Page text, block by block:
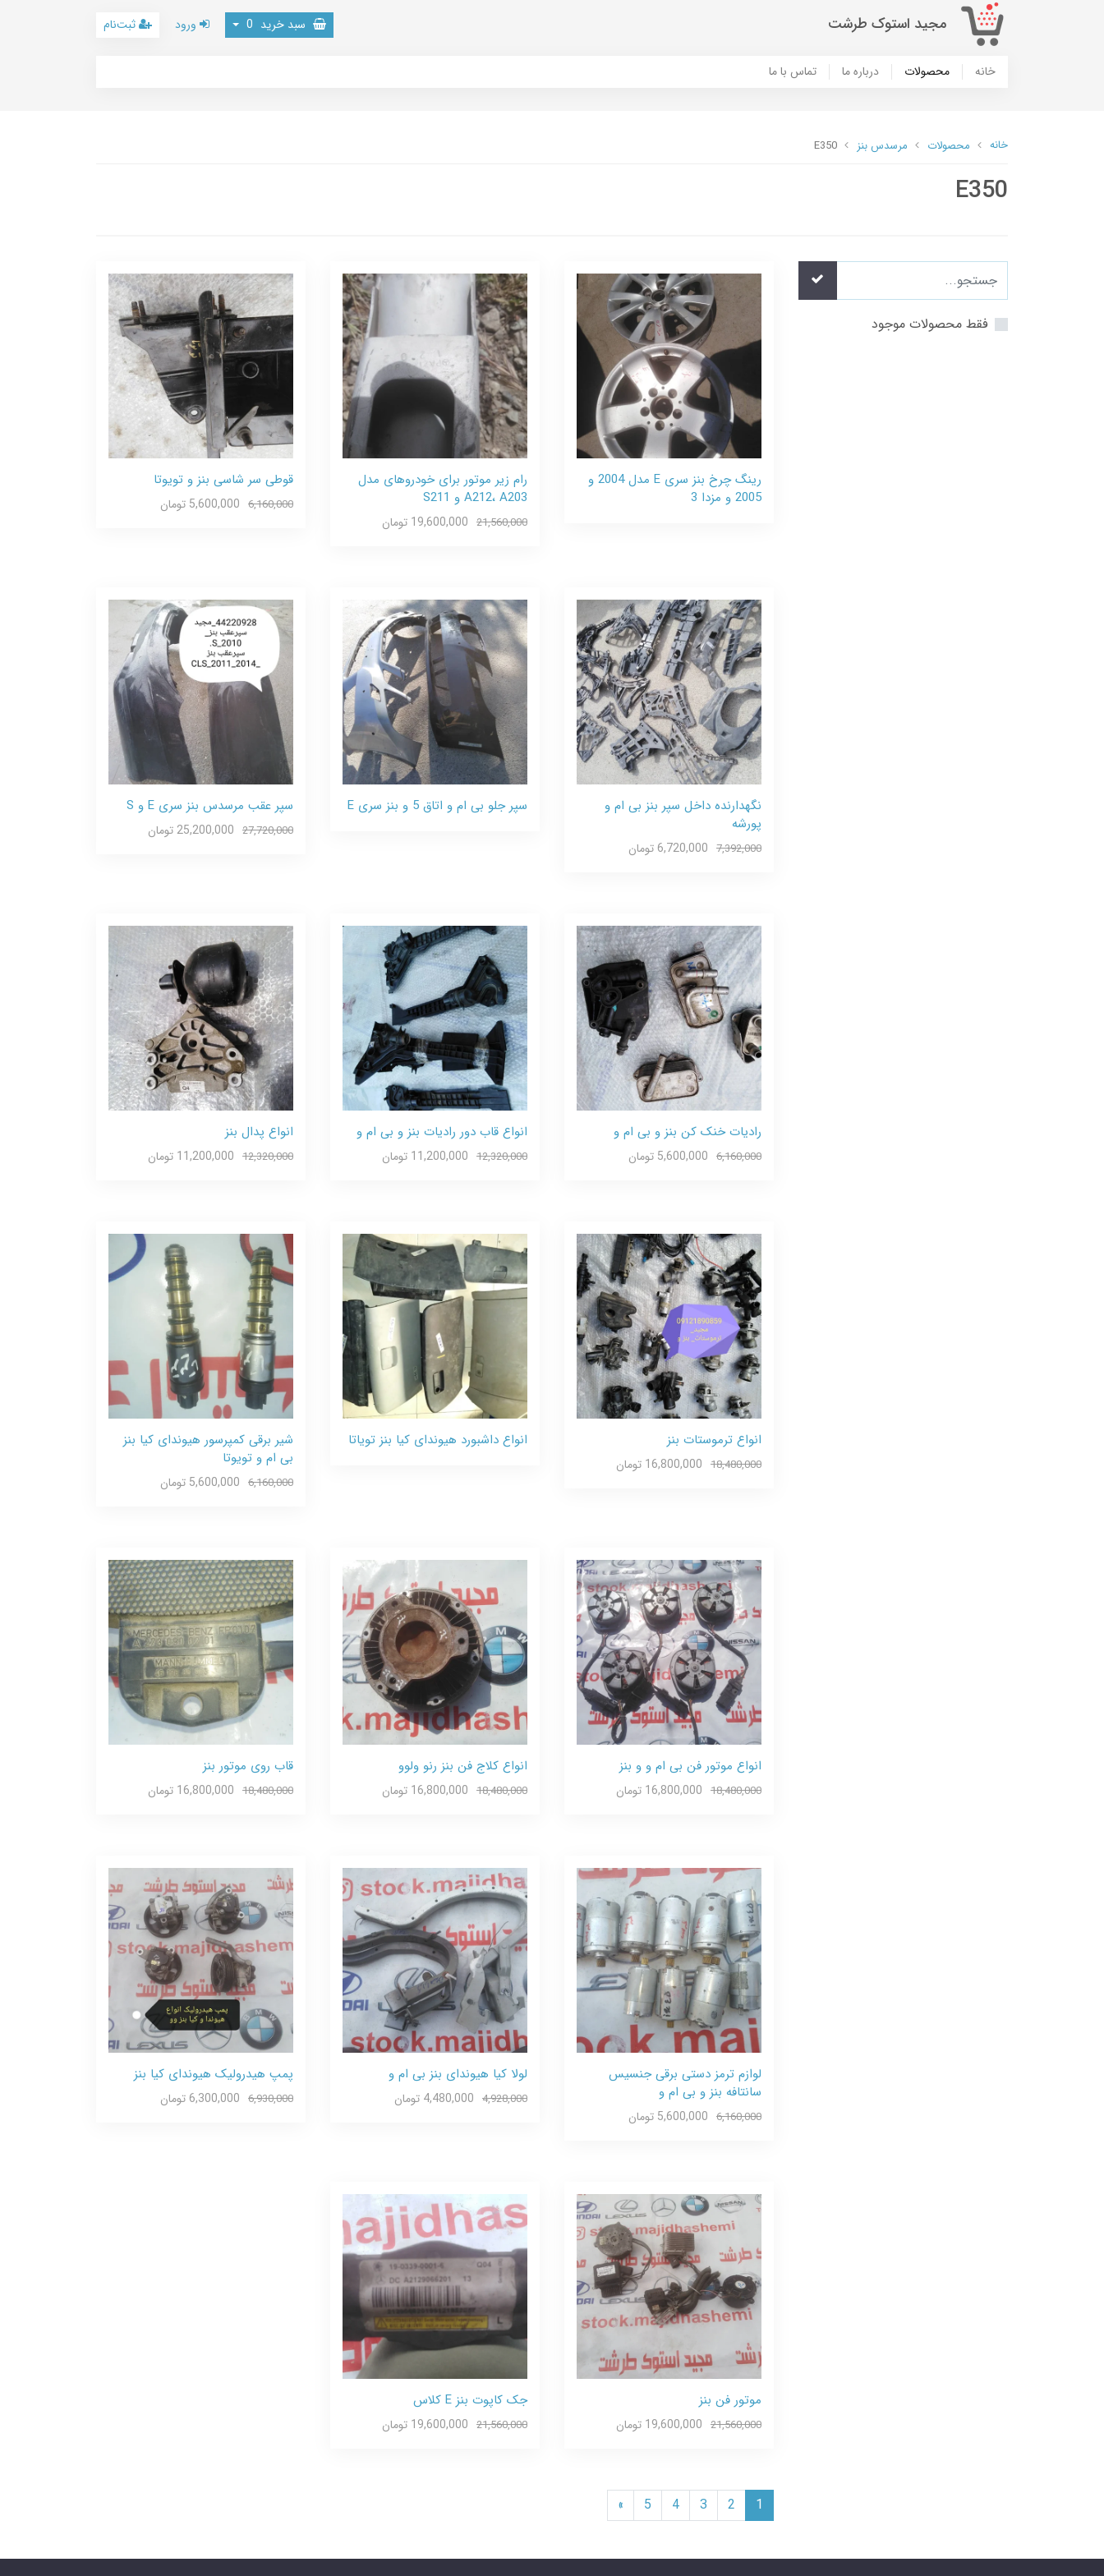
مجید استوک طرشت سبد خرید 0 ورود ثبت‌نام
خانه محصولات درباره ما تماس با ما
خانه محصولات مرسدس بنز E350
E350
فقط محصولات موجود
رینگ چرخ بنز سری E مدل 2004 و
2005 و مزدا 3
رام زیر موتور برای خودروهای مدل
A212، A203 و S211
21,560,000 19,600,000 تومان
قوطی سر شاسی بنز و تویوتا
6,160,000 5,600,000 تومان
نگهدارنده داخل سپر بنز بی ام و
پورشه
7,392,000 6,720,000 تومان
سپر جلو بی ام و اتاق 5 و بنز سری E سپر عقب مرسدس بنز سری E و S
27,720,000 25,200,000 تومان
رادیات خنک کن بنز و بی ام و
6,160,000 5,600,000 تومان
انواع قاب دور رادیات بنز و بی ام و
12,320,000 11,200,000 تومان
انواع پدال بنز
12,320,000 11,200,000 تومان
انواع ترموستات بنز
18,480,000 16,800,000 تومان
انواع داشبورد هیوندای کیا بنز تویاتا
شیر برقی کمپرسور هیوندای کیا بنز
بی ام و تویوتا
6,160,000 5,600,000 تومان
انواع موتور فن بی ام و و بنز
18,480,000 16,800,000 تومان
انواع کلاج فن بنز رنو ولوو
18,480,000 16,800,000 تومان
قاب روی موتور بنز
18,480,000 16,800,000 تومان
لوازم ترمز دستی برقی جنسیس
سانتافه بنز و بی ام و
6,160,000 5,600,000 تومان
لولا کیا هیوندای بنز بی ام و
4,928,000 4,480,000 تومان
پمپ هیدرولیک هیوندای کیا بنز
6,930,000 6,300,000 تومان
موتور فن بنز
21,560,000 19,600,000 تومان
جک کاپوت بنز E کلاس
21,560,000 19,600,000 تومان
1
2
3
4
5
»